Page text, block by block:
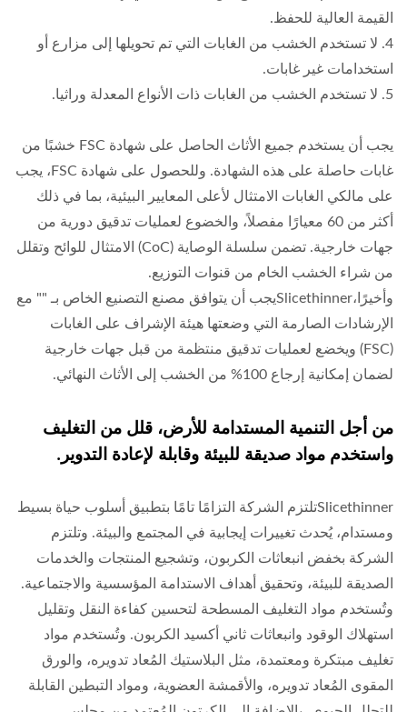
القيمة العالية للحفظ.
4. لا تستخدم الخشب من الغابات التي تم تحويلها إلى مزارع أو
استخدامات غير غابات.
5. لا تستخدم الخشب من الغابات ذات الأنواع المعدلة وراثيا.
يجب أن يستخدم جميع الأثاث الحاصل على شهادة FSC خشبًا من
غابات حاصلة على هذه الشهادة. وللحصول على شهادة FSC، يجب
على مالكي الغابات الامتثال لأعلى المعايير البيئية، بما في ذلك
أكثر من 60 معيارًا مفصلاً، والخضوع لعمليات تدقيق دورية من
جهات خارجية. تضمن سلسلة الوصاية (CoC) الامتثال للوائح وتقلل
من شراء الخشب الخام من قنوات التوزيع.
وأخيرًا،Slicethinnerيجب أن يتوافق مصنع التصنيع الخاص بـ "" مع
الإرشادات الصارمة التي وضعتها هيئة الإشراف على الغابات
(FSC) ويخضع لعمليات تدقيق منتظمة من قبل جهات خارجية
لضمان إمكانية إرجاع 100% من الخشب إلى الأثاث النهائي.
من أجل التنمية المستدامة للأرض، قلل من التغليف
واستخدم مواد صديقة للبيئة وقابلة لإعادة التدوير.
Slicethinnerتلتزم الشركة التزامًا تامًا بتطبيق أسلوب حياة بسيط
ومستدام، يُحدث تغييرات إيجابية في المجتمع والبيئة. وتلتزم
الشركة بخفض انبعاثات الكربون، وتشجيع المنتجات والخدمات
الصديقة للبيئة، وتحقيق أهداف الاستدامة المؤسسية والاجتماعية.
وتُستخدم مواد التغليف المسطحة لتحسين كفاءة النقل وتقليل
استهلاك الوقود وانبعاثات ثاني أكسيد الكربون. وتُستخدم مواد
تغليف مبتكرة ومعتمدة، مثل البلاستيك المُعاد تدويره، والورق
المقوى المُعاد تدويره، والأقمشة العضوية، ومواد التبطين القابلة